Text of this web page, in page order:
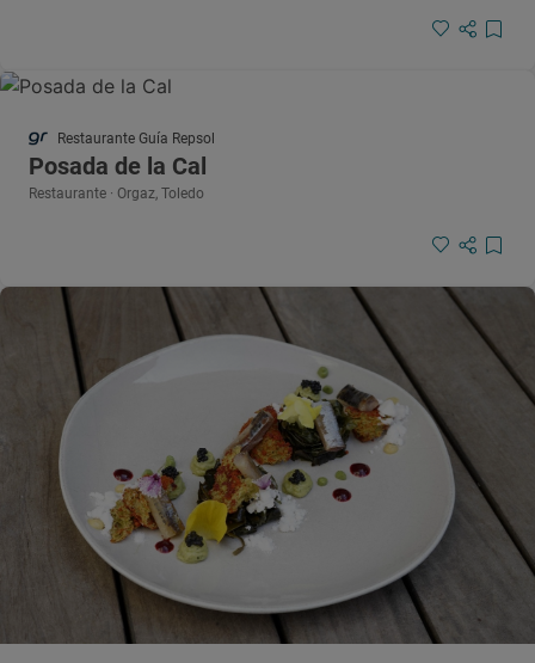
Restaurante Guía Repsol
Posada de la Cal
Restaurante · Orgaz, Toledo